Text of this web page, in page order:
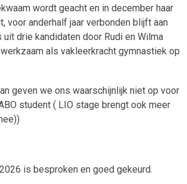
wordt geacht en in december haar
voor anderhalf jaar verbonden blijft aan
drie kandidaten door Rudi en Wilma
als vakleerkracht gymnastiek op
geven we ons waarschijnlijk niet op voor
student ( LIO stage brengt ook meer
is besproken en goed gekeurd.